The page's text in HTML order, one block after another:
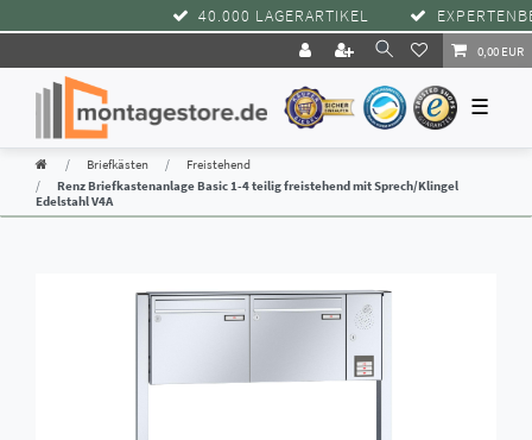
40.000 LAGERARTIKEL
0,00 EUR
☰
Briefkästen
Freistehend
Renz Briefkastenanlage Basic 1-4 teilig freistehend mit Sprech/Klingel
Edelstahl V4A